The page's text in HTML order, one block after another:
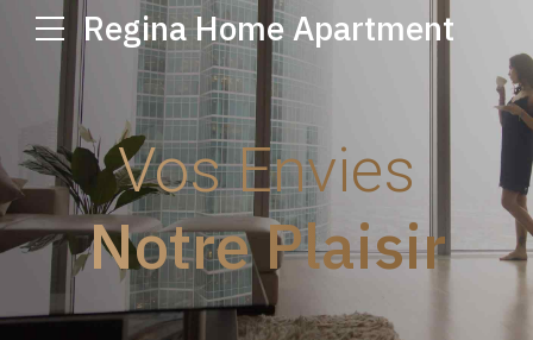
Regina Home Apartment
Vos Envies
Notre Plaisir